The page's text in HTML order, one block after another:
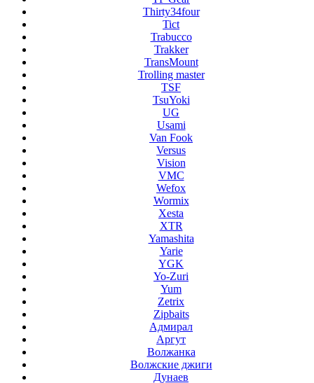
Thirty34four
Tict
Trabucco
Trakker
TransMount
Trolling master
TSF
TsuYoki
UG
Usami
Van Fook
Versus
Vision
VMC
Wefox
Wormix
Xesta
XTR
Yamashita
Yarie
YGK
Yo-Zuri
Yum
Zetrix
Zipbaits
Адмирал
Аргут
Волжанка
Волжские джиги
Дунаев